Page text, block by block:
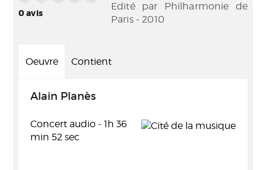
0avis
Edité par Philharmonie de
Paris - 2010
Oeuvre Contient
Alain Planès
Concert audio - 1h 36
min 52 sec